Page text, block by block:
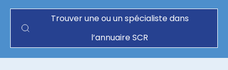
Trouver une ou un spécialiste dans
l’annuaire SCR